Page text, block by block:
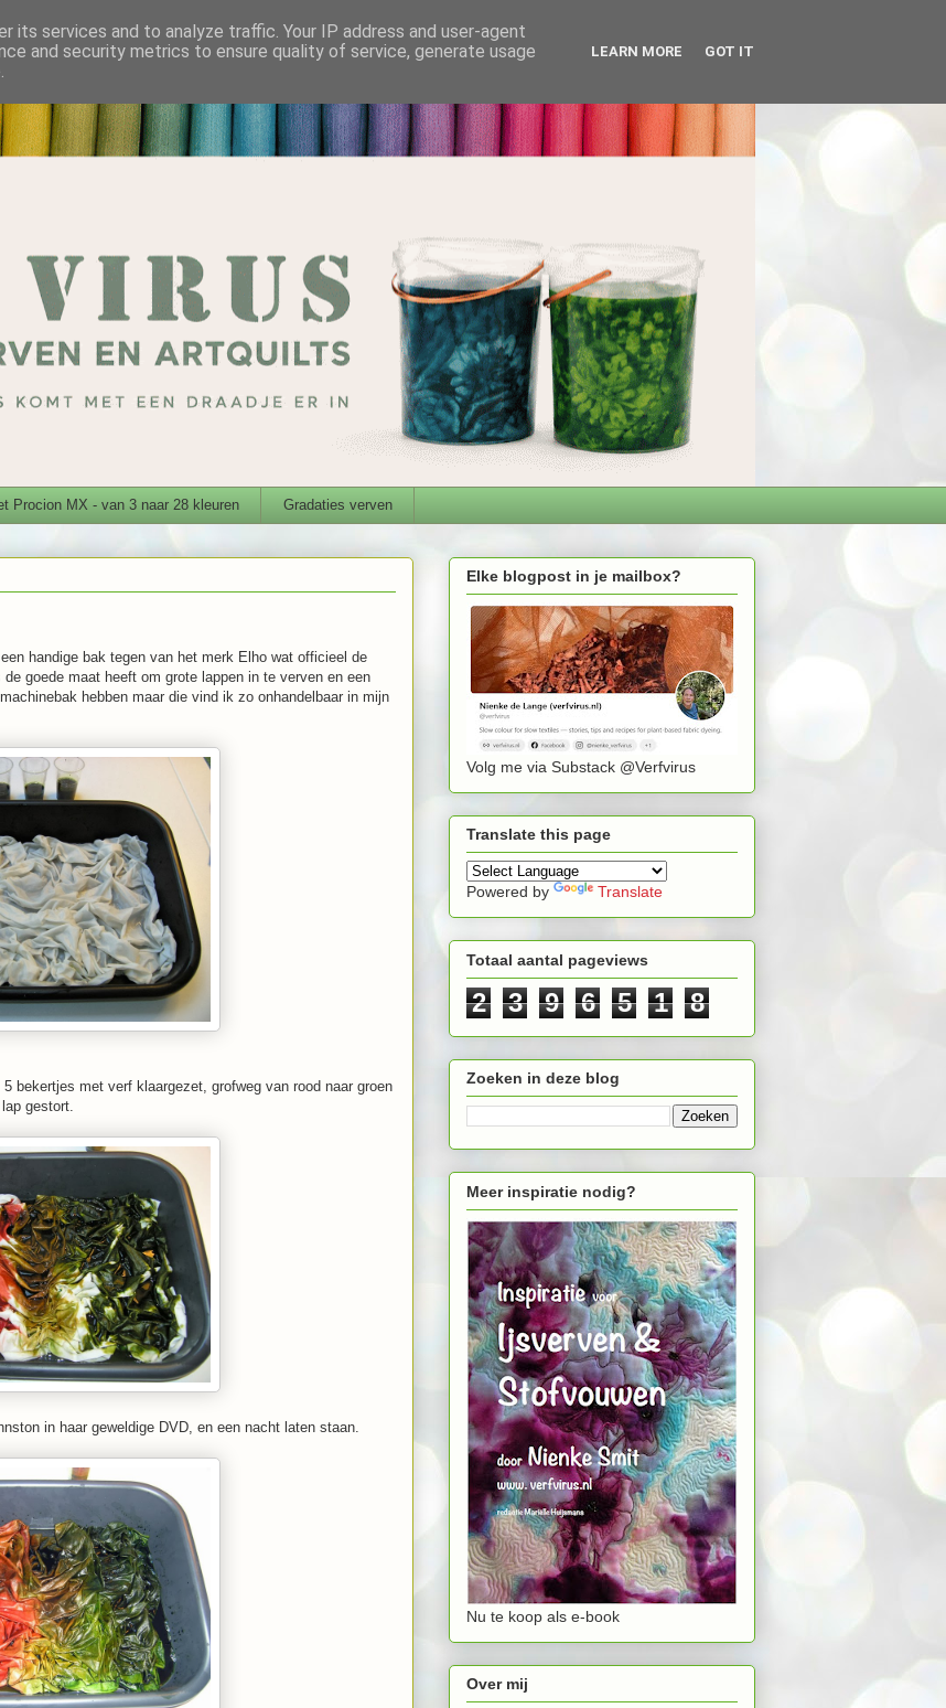
Procion MX - van 3 naar 28 kleuren Gradaties verven
handige bak tegen van het merk Elho wat officieel de
goede maat heeft om grote lappen in te verven en een
hebben maar die vind ik zo onhandelbaar in mijn
bekertjes met verf klaargezet, grofweg van rood naar groen
gestort.
in haar geweldige DVD, en een nacht laten staan.
Elke blogpost in je mailbox?
Volg me via Substack @Verfvirus
Translate this page
Powered by Translate
Totaal aantal pageviews
2 3 9 6 5 1 8
Zoeken in deze blog
Meer inspiratie nodig?
Nu te koop als e-book
Over mij
its services and to analyze traffic. Your IP address and user-agent
and security metrics to ensure quality of service, generate usage
LEARN MORE GOT IT